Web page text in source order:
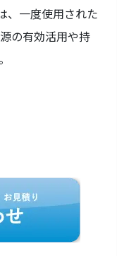
、一度使用された
の有効活用や持